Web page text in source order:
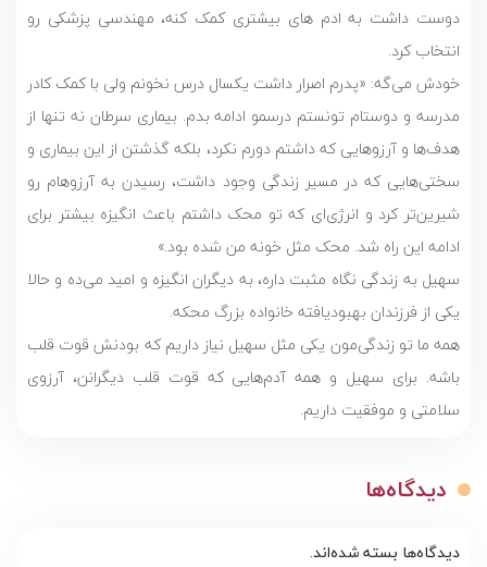
دوست داشت به ادم های بیشتری کمک کنه، مهندسی پزشکی رو
انتخاب کرد.
خودش می‌گه: «پدرم اصرار داشت یکسال درس نخونم ولی با کمک کادر
مدرسه و دوستام تونستم درسمو ادامه بدم. بیماری سرطان نه تنها از
هدف‌ها و آرزوهایی که داشتم دورم نکرد، بلکه گذشتن از این بیماری و
سختی‌هایی که در مسیر زندگی وجود داشت، رسیدن به آرزوهام رو
شیرین‌تر کرد و انرژی‌ای که تو محک داشتم باعث انگیزه بیشتر برای
ادامه این راه ‌شد. محک مثل خونه من شده بود.»
سهیل به زندگی نگاه مثبت داره، به دیگران انگیزه و امید می‌ده و حالا
یکی از فرزندان بهبودیافته خانواده بزرگ محکه.
همه ما تو زندگی‌مون یکی مثل سهیل نیاز داریم که بودنش قوت قلب
باشه. برای سهیل و همه آدم‌هایی که قوت قلب دیگرانن، آرزوی
سلامتی و موفقیت داریم.
دیدگاه‌ها
دیدگاه‌ها بسته شده‌اند.